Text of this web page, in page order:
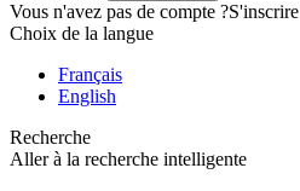
Vous n'avez pas de compte ?S'inscrire
Choix de la langue
Français
English
Recherche
Aller à la recherche intelligente